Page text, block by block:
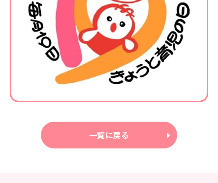
一覧に戻る